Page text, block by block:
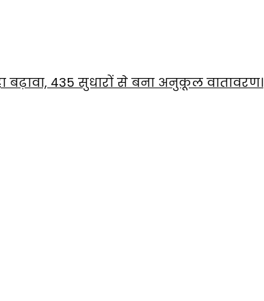
बढ़ावा, 435 सुधारों से बना अनुकूल वातावरण।